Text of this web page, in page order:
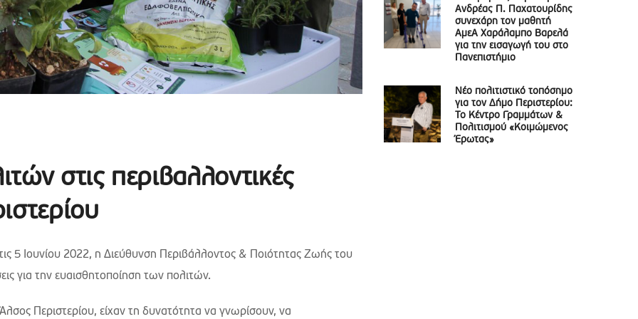
στις περιβαλλοντικές
5 Ιουνίου 2022, η Διεύθυνση Περιβάλλοντος & Ποιότητας Ζωής του
για την ευαισθητοποίηση των πολιτών.
Άλσος Περιστερίου, είχαν τη δυνατότητα να γνωρίσουν, να
Ανδρέας Π. Παχατουρίδης
συνεχάρη τον μαθητή
ΑμεΑ Χαράλαμπο Βαρελά
για την εισαγωγή του στο
Πανεπιστήμιο
Νέο πολιτιστικό τοπόσημο
για τον Δήμο Περιστερίου:
Το Κέντρο Γραμμάτων &
Πολιτισμού «Κοιμώμενος
Έρωτας»